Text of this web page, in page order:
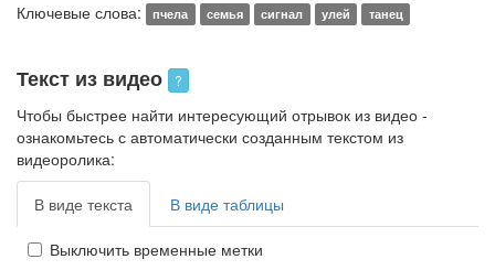
Ключевые слова: пчела семья сигнал улей танец
Текст из видео ?
Чтобы быстрее найти интересующий отрывок из видео -
ознакомьтесь с автоматически созданным текстом из
видеоролика:
В виде текста В виде таблицы
Выключить временные метки